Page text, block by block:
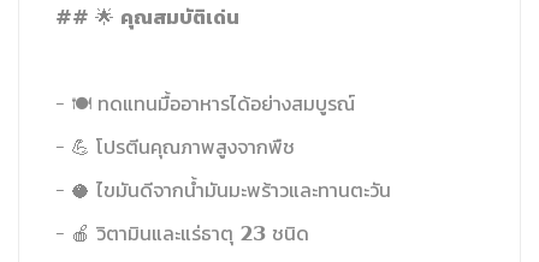
## 🌟 คุณสมบัติเด่น
- 🍽️ ทดแทนมื้ออาหารได้อย่างสมบูรณ์
- 💪 โปรตีนคุณภาพสูงจากพืช
- 🥥 ไขมันดีจากน้ำมันมะพร้าวและทานตะวัน
- 🍎 วิตามินและแร่ธาตุ 23 ชนิด